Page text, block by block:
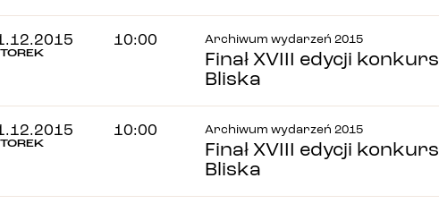
10:00 Archiwum wydarzeń 2015
Finał XVIII edycji
Bliska
10:00 Archiwum wydarzeń 2015
Finał XVIII edycji
Bliska